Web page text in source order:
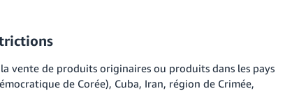
vente de produits originaires ou produits dans les pays
de Corée), Cuba, Iran, région de Crimée,